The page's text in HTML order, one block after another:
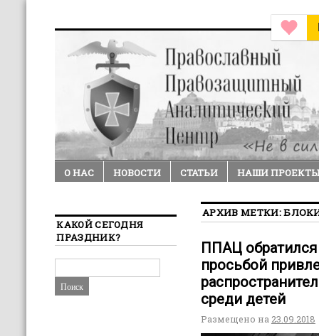
О НАС НОВОСТИ СТАТЬИ НАШИ
АРХИВ МЕТКИ:
ППАЦ обратился
просьбой
среди детей
Размещено на 23.09.2018
КАКОЙ СЕГОДНЯ
ПРАЗДНИК?